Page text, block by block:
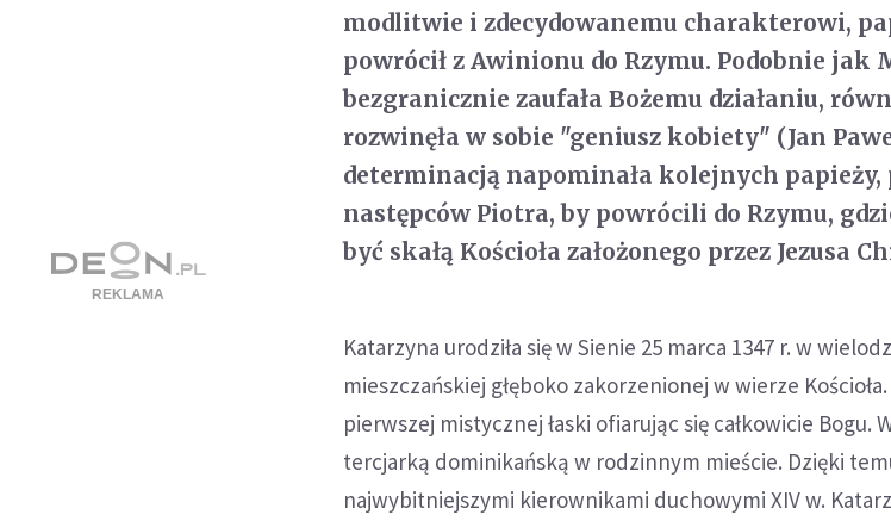
modlitwie i zdecydowanemu charakterowi,
powrócił z Awinionu do Rzymu. Podobnie jak
bezgranicznie zaufała Bożemu działaniu,
rozwinęła w sobie "geniusz kobiety" (Jan
determinacją napominała kolejnych
następców Piotra, by powrócili do Rzymu,
być skałą Kościoła założonego przez Jezusa
Katarzyna urodziła się w Sienie 25 marca 1347 r. w
mieszczańskiej głęboko zakorzenionej w wierze
pierwszej mistycznej łaski ofiarując się całkowicie Bogu.
tercjarką dominikańską w rodzinnym mieście. Dzięki
najwybitniejszymi kierownikami duchowymi XIV w.